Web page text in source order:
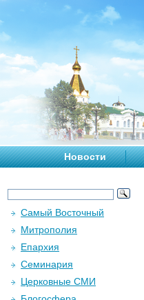
Новости
Самый Восточный
Митрополия
Епархия
Семинария
Церковные СМИ